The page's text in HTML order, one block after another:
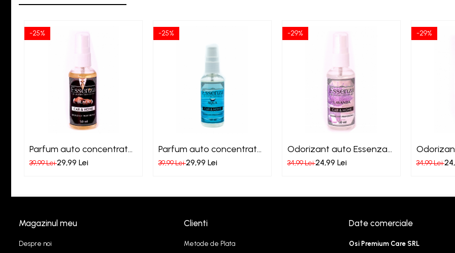
-25%
Parfum auto concentrat
Essenza Black
39,99 Lei29,99 Lei
-25%
Parfum auto concentrat
Essenza Aqua
39,99 Lei29,99 Lei
-29%
Odorizant auto Essenza
Lavanda
34,99 Lei24,99 Lei
-29%
Liliac
34,99 Lei
Magazinul meu
Despre noi
Clienti
Metode de Plata
Date comerciale
Osi Premium Care SRL